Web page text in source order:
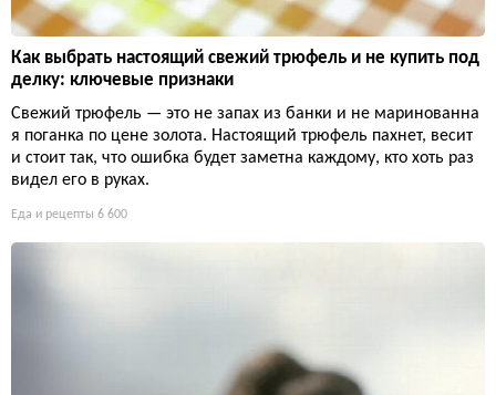
Как выбрать настоящий свежий трюфель и не купить под
делку: ключевые признаки
Свежий трюфель — это не запах из банки и не маринованна
я поганка по цене золота. Настоящий трюфель пахнет, весит
и стоит так, что ошибка будет заметна каждому, кто хоть раз
видел его в руках.
Еда и рецепты 6 600